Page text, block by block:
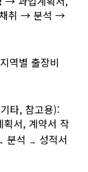
채취 → 분석 →
역별 출장비
타, 참고용):
획서, 계약서 작
분석 → 성적서